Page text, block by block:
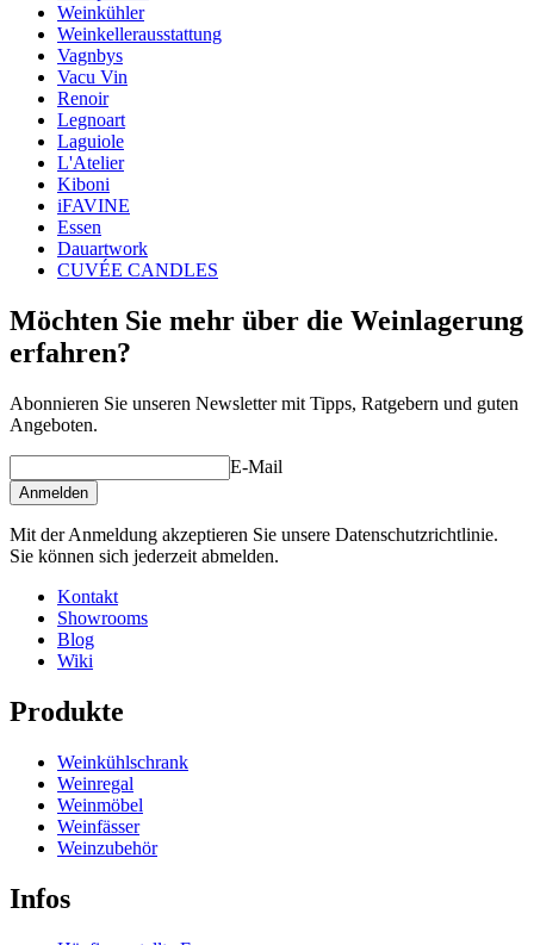
Weinkühler
Weinkellerausstattung
Vagnbys
Vacu Vin
Renoir
Legnoart
Laguiole
L'Atelier
Kiboni
iFAVINE
Essen
Dauartwork
CUVÉE CANDLES
Möchten Sie mehr über die Weinlagerung
erfahren?
Abonnieren Sie unseren Newsletter mit Tipps, Ratgebern und guten
Angeboten.
E-Mail
Anmelden
Mit der Anmeldung akzeptieren Sie unsere Datenschutzrichtlinie.
Sie können sich jederzeit abmelden.
Kontakt
Showrooms
Blog
Wiki
Produkte
Weinkühlschrank
Weinregal
Weinmöbel
Weinfässer
Weinzubehör
Infos